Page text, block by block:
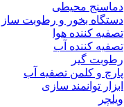
دماسنج محیطی
دستگاه بخور و رطوبت ساز
تصفیه کننده هوا
تصفیه کننده آب
رطوبت‌ گیر
پارچ و کلمن تصفیه آب
ابزار توانمند سازی
ویلچر